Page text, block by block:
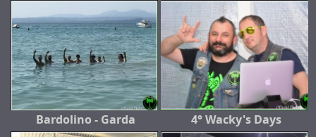
Bardolino - Garda 4° Wacky's Days